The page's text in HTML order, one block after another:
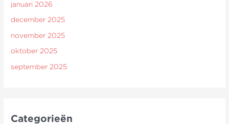
januari 2026
december 2025
november 2025
oktober 2025
september 2025
Categorieën